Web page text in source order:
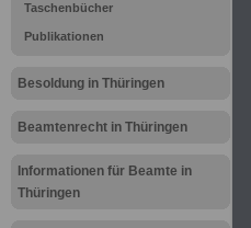
Taschenbücher
Publikationen
Besoldung in Thüringen
Beamtenrecht in Thüringen
Informationen für Beamte in
Thüringen